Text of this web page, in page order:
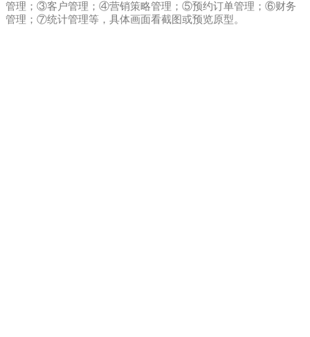
管理；③客户管理；④营销策略管理；⑤预约订单管理；⑥财务
管理；⑦统计管理等，具体画面看截图或预览原型。